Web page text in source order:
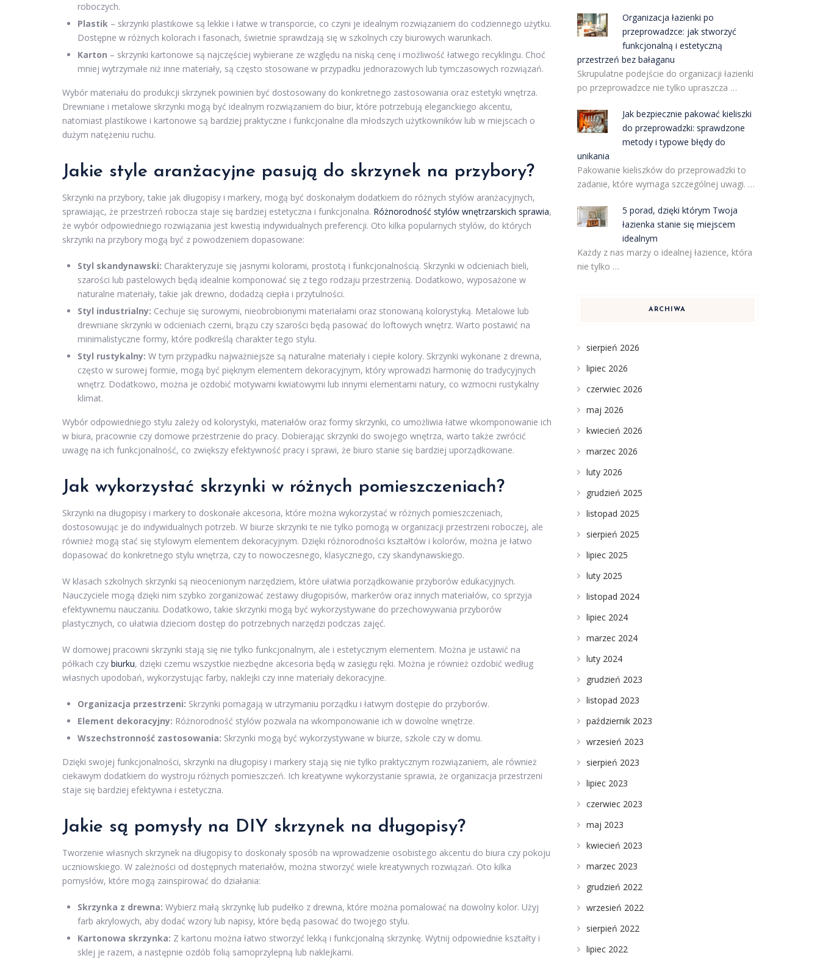
roboczych.
Plastik – skrzynki plastikowe są lekkie i łatwe w transporcie, co czyni je idealnym rozwiązaniem do codziennego użytku.
Dostępne w różnych kolorach i fasonach, świetnie sprawdzają się w szkolnych czy biurowych warunkach.
Karton – skrzynki kartonowe są najczęściej wybierane ze względu na niską cenę i możliwość łatwego recyklingu. Choć
mniej wytrzymałe niż inne materiały, są często stosowane w przypadku jednorazowych lub tymczasowych rozwiązań.
Wybór materiału do produkcji skrzynek powinien być dostosowany do konkretnego zastosowania oraz estetyki wnętrza.
Drewniane i metalowe skrzynki mogą być idealnym rozwiązaniem do biur, które potrzebują eleganckiego akcentu,
natomiast plastikowe i kartonowe są bardziej praktyczne i funkcjonalne dla młodszych użytkowników lub w miejscach o
dużym natężeniu ruchu.
Jakie style aranżacyjne pasują do skrzynek na przybory?
Skrzynki na przybory, takie jak długopisy i markery, mogą być doskonałym dodatkiem do różnych stylów aranżacyjnych,
sprawiając, że przestrzeń robocza staje się bardziej estetyczna i funkcjonalna. Różnorodność stylów wnętrzarskich sprawia,
że wybór odpowiedniego rozwiązania jest kwestią indywidualnych preferencji. Oto kilka popularnych stylów, do których
skrzynki na przybory mogą być z powodzeniem dopasowane:
Styl skandynawski: Charakteryzuje się jasnymi kolorami, prostotą i funkcjonalnością. Skrzynki w odcieniach bieli,
szarości lub pastelowych będą idealnie komponować się z tego rodzaju przestrzenią. Dodatkowo, wyposażone w
naturalne materiały, takie jak drewno, dodadzą ciepła i przytulności.
Styl industrialny: Cechuje się surowymi, nieobrobionymi materiałami oraz stonowaną kolorystyką. Metalowe lub
drewniane skrzynki w odcieniach czerni, brązu czy szarości będą pasować do loftowych wnętrz. Warto postawić na
minimalistyczne formy, które podkreślą charakter tego stylu.
Styl rustykalny: W tym przypadku najważniejsze są naturalne materiały i ciepłe kolory. Skrzynki wykonane z drewna,
często w surowej formie, mogą być pięknym elementem dekoracyjnym, który wprowadzi harmonię do tradycyjnych
wnętrz. Dodatkowo, można je ozdobić motywami kwiatowymi lub innymi elementami natury, co wzmocni rustykalny
klimat.
Wybór odpowiedniego stylu zależy od kolorystyki, materiałów oraz formy skrzynki, co umożliwia łatwe wkomponowanie ich
w biura, pracownie czy domowe przestrzenie do pracy. Dobierając skrzynki do swojego wnętrza, warto także zwrócić
uwagę na ich funkcjonalność, co zwiększy efektywność pracy i sprawi, że biuro stanie się bardziej uporządkowane.
Jak wykorzystać skrzynki w różnych pomieszczeniach?
Skrzynki na długopisy i markery to doskonałe akcesoria, które można wykorzystać w różnych pomieszczeniach,
dostosowując je do indywidualnych potrzeb. W biurze skrzynki te nie tylko pomogą w organizacji przestrzeni roboczej, ale
również mogą stać się stylowym elementem dekoracyjnym. Dzięki różnorodności kształtów i kolorów, można je łatwo
dopasować do konkretnego stylu wnętrza, czy to nowoczesnego, klasycznego, czy skandynawskiego.
W klasach szkolnych skrzynki są nieocenionym narzędziem, które ułatwia porządkowanie przyborów edukacyjnych.
Nauczyciele mogą dzięki nim szybko zorganizować zestawy długopisów, markerów oraz innych materiałów, co sprzyja
efektywnemu nauczaniu. Dodatkowo, takie skrzynki mogą być wykorzystywane do przechowywania przyborów
plastycznych, co ułatwia dzieciom dostęp do potrzebnych narzędzi podczas zajęć.
W domowej pracowni skrzynki stają się nie tylko funkcjonalnym, ale i estetycznym elementem. Można je ustawić na
półkach czy biurku, dzięki czemu wszystkie niezbędne akcesoria będą w zasięgu ręki. Można je również ozdobić według
własnych upodobań, wykorzystując farby, naklejki czy inne materiały dekoracyjne.
Organizacja przestrzeni: Skrzynki pomagają w utrzymaniu porządku i łatwym dostępie do przyborów.
Element dekoracyjny: Różnorodność stylów pozwala na wkomponowanie ich w dowolne wnętrze.
Wszechstronność zastosowania: Skrzynki mogą być wykorzystywane w biurze, szkole czy w domu.
Dzięki swojej funkcjonalności, skrzynki na długopisy i markery stają się nie tylko praktycznym rozwiązaniem, ale również
ciekawym dodatkiem do wystroju różnych pomieszczeń. Ich kreatywne wykorzystanie sprawia, że organizacja przestrzeni
staje się bardziej efektywna i estetyczna.
Jakie są pomysły na DIY skrzynek na długopisy?
Tworzenie własnych skrzynek na długopisy to doskonały sposób na wprowadzenie osobistego akcentu do biura czy pokoju
uczniowskiego. W zależności od dostępnych materiałów, można stworzyć wiele kreatywnych rozwiązań. Oto kilka
pomysłów, które mogą zainspirować do działania:
Skrzynka z drewna: Wybierz małą skrzynkę lub pudełko z drewna, które można pomalować na dowolny kolor. Użyj
farb akrylowych, aby dodać wzory lub napisy, które będą pasować do twojego stylu.
Kartonowa skrzynka: Z kartonu można łatwo stworzyć lekką i funkcjonalną skrzynkę. Wytnij odpowiednie kształty i
sklej je razem, a następnie ozdób folią samoprzylepną lub naklejkami.
Organizacja łazienki po
przeprowadzce: jak stworzyć
funkcjonalną i estetyczną
przestrzeń bez bałaganu
Skrupulatne podejście do organizacji łazienki
po przeprowadzce nie tylko upraszcza …
Jak bezpiecznie pakować kieliszki
do przeprowadzki: sprawdzone
metody i typowe błędy do
unikania
Pakowanie kieliszków do przeprowadzki to
zadanie, które wymaga szczególnej uwagi. …
5 porad, dzięki którym Twoja
łazienka stanie się miejscem
idealnym
Każdy z nas marzy o idealnej łazience, która
nie tylko …
ARCHIWA
sierpień 2026
lipiec 2026
czerwiec 2026
maj 2026
kwiecień 2026
marzec 2026
luty 2026
grudzień 2025
listopad 2025
sierpień 2025
lipiec 2025
luty 2025
listopad 2024
lipiec 2024
marzec 2024
luty 2024
grudzień 2023
listopad 2023
październik 2023
wrzesień 2023
sierpień 2023
lipiec 2023
czerwiec 2023
maj 2023
kwiecień 2023
marzec 2023
grudzień 2022
wrzesień 2022
sierpień 2022
lipiec 2022